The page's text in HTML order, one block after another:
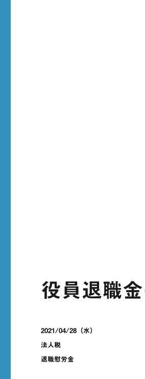
役員退職
投
稿
2021/04/28（水）
カ
テ
法人税
タ
退職慰労金